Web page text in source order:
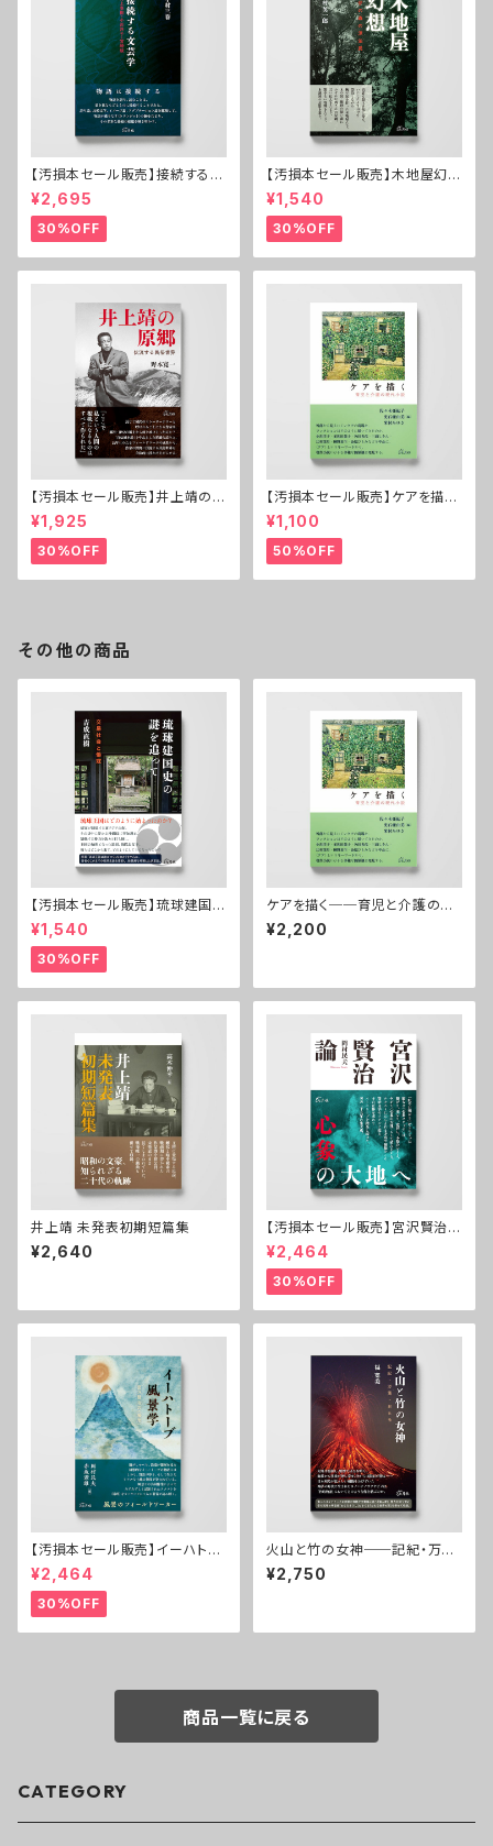
【汚損本セール販売】接続する文
芸学──村上春樹・小川洋子・
宮崎駿
¥2,695
30%OFF
【汚損本セール販売】木地屋幻想
──紀伊の森の漂泊民
¥1,540
30%OFF
【汚損本セール販売】井上靖の原
郷──伏流する民俗世界
¥1,925
30%OFF
【汚損本セール販売】ケアを描く
──育児と介護の現代小説
¥1,100
50%OFF
その他の商品
【汚損本セール販売】琉球建国史
の謎を追って──交易社会と倭
寇
¥1,540
30%OFF
ケアを描く──育児と介護の現
代小説
¥2,200
井上靖 未発表初期短篇集
¥2,640
【汚損本セール販売】宮沢賢治論
心象の大地へ
¥2,464
30%OFF
【汚損本セール販売】イーハトー
ブ風景学──宮沢賢治の〈場
所〉
¥2,464
30%OFF
火山と竹の女神──記紀・万
葉・おもろ
¥2,750
商品一覧に戻る
CATEGORY